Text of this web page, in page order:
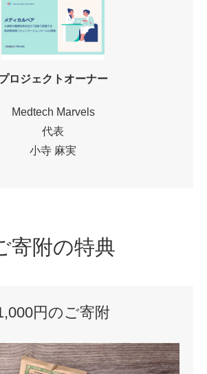
ロジェクトオーナー
Medtech Marvels
代表
小寺 麻実
寄附の特典
円のご寄附